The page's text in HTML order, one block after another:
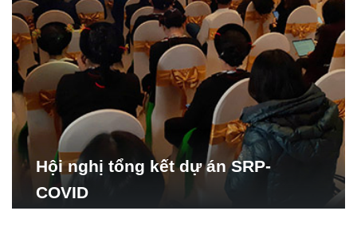
Hội nghị tổng kết dự án SRP-
COVID